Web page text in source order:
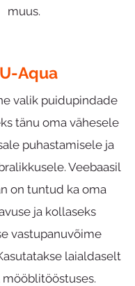
muus.
Aqua
valik puidupindade
tänu oma vähesele
puhastamisele ja
Veebaasil
on tuntud ka oma
ja kollaseks
vastupanuvõime
laialdaselt